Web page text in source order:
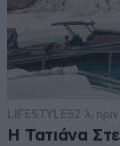
LIFESTYLE52 λ. πριν
Η Τατιάνα